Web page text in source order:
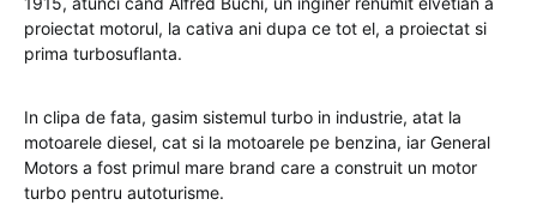
proiectat motorul, la cativa ani dupa ce tot el, a proiectat si
prima turbosuflanta.
In clipa de fata, gasim sistemul turbo in industrie, atat la
motoarele diesel, cat si la motoarele pe benzina, iar General
Motors a fost primul mare brand care a construit un motor
turbo pentru autoturisme.